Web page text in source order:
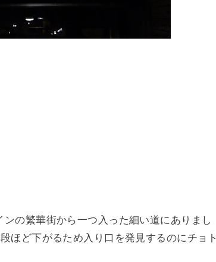
の繁華街から一つ入った細い道にありまし
ほど下がるため入り口を発見するのにチョト